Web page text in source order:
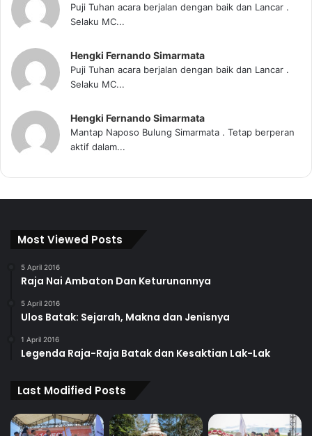
Puji Tuhan acara berjalan dengan baik dan Lancar .
Selaku MC...
Hengki Fernando Simarmata
Puji Tuhan acara berjalan dengan baik dan Lancar .
Selaku MC...
Hengki Fernando Simarmata
Mantap Naposo Bulung Simarmata . Tetap berperan
aktif dalam...
Most Viewed Posts
5 April 2016
Raja Nai Ambaton Dan Keturunannya
5 April 2016
Ulos Batak: Sejarah, Makna dan Jenisnya
1 April 2016
Legenda Raja-Raja Batak dan Kesaktian Lak-Lak
Last Modified Posts